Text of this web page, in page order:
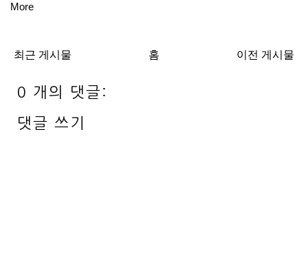
More
최근 게시물 이전 게시물
홈
0 개의 댓글:
댓글 쓰기